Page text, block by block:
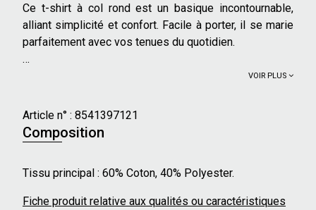
Ce t-shirt à col rond est un basique incontournable,
alliant simplicité et confort. Facile à porter, il se marie
parfaitement avec vos tenues du quotidien.
- Forme du col : Rond
Détails Supplémentaires :
Notre mannequin mesure 174 cm et porte une taille S.
VOIR PLUS
Article n° : 8541397121
Composition
Tissu principal : 60% Coton, 40% Polyester.
Fiche produit relative aux qualités ou caractéristiques